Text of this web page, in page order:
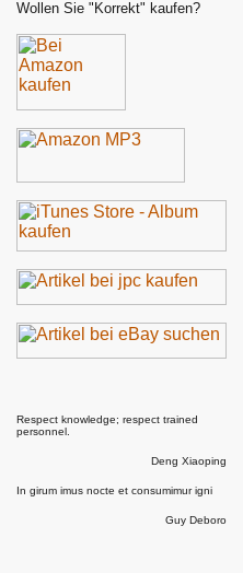
Wollen Sie "Korrekt" kaufen?
Respect knowledge; respect trained
personnel.
Deng Xiaoping
In girum imus nocte et consumimur igni
Guy Deboro